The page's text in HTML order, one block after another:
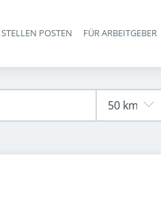
STELLEN POSTEN FÜR ARBEITGEBER